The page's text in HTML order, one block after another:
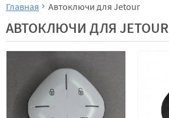
Главная Автоключи для Jetour
АВТОКЛЮЧИ ДЛЯ JETOUR